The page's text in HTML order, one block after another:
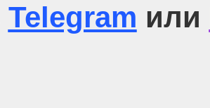
Telegram или